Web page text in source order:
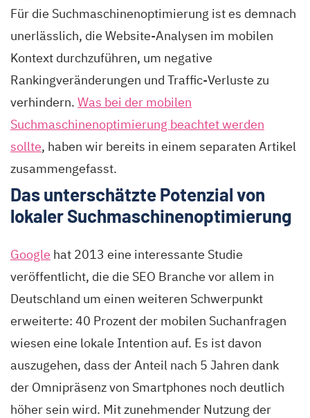
Für die Suchmaschinenoptimierung ist es demnach
unerlässlich, die Website-Analysen im mobilen
Kontext durchzuführen, um negative
Rankingveränderungen und Traffic-Verluste zu
verhindern. Was bei der mobilen
Suchmaschinenoptimierung beachtet werden
sollte, haben wir bereits in einem separaten Artikel
zusammengefasst.
Das unterschätzte Potenzial von
lokaler Suchmaschinenoptimierung
Google hat 2013 eine interessante Studie
veröffentlicht, die die SEO Branche vor allem in
Deutschland um einen weiteren Schwerpunkt
erweiterte: 40 Prozent der mobilen Suchanfragen
wiesen eine lokale Intention auf. Es ist davon
auszugehen, dass der Anteil nach 5 Jahren dank
der Omnipräsenz von Smartphones noch deutlich
höher sein wird. Mit zunehmender Nutzung der